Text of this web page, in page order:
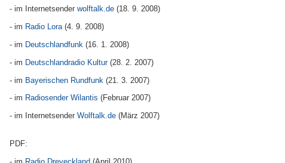
- im Internetsender wolftalk.de (18. 9. 2008)
- im Radio Lora(4. 9. 2008)
- im Deutschlandfunk (16. 1. 2008)
- im Deutschlandradio Kultur(28. 2. 2007)
- im Bayerischen Rundfunk (21. 3. 2007)
- im Radiosender Wilantis (Februar 2007)
- im Internetsender Wolftalk.de (März 2007)
PDF: